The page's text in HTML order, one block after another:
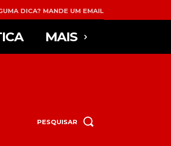
DICA? MANDE UM EMAIL
MAIS
PESQUISAR